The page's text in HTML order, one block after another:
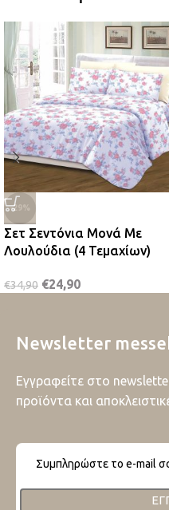
-29%
Σετ Σεντόνια Μονά Με
Λουλούδια (4 Τεμαχίων)
€34,90 €24,90
Newsletter
Εγγραφείτε στο
προϊόντα και